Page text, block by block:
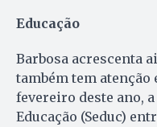
Educação
Barbosa acrescenta
também tem atenção
fevereiro deste ano,
Educação (Seduc)